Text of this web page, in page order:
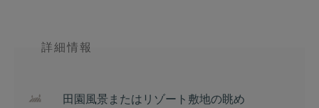
詳細情報
田園風景またはリゾート敷地の眺め